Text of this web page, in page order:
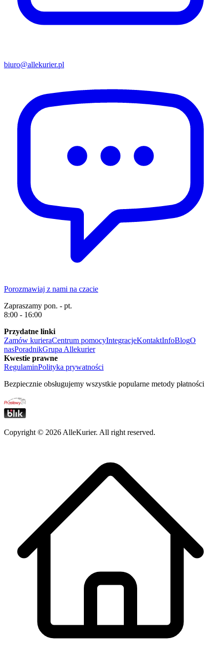
biuro@allekurier.pl
Porozmawiaj z nami na czacie
Zapraszamy pon. - pt.
8:00 - 16:00
Przydatne linki
Zamów kurieraCentrum pomocyIntegracjeKontaktInfoBlogO
nasPoradnikGrupa Allekurier
Kwestie prawne
RegulaminPolityka prywatności
Bezpiecznie obsługujemy wszystkie popularne metody płatności
Copyright © 2026 AlleKurier. All right reserved.